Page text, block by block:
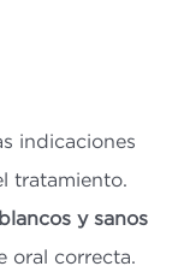
indicaciones
tratamiento.
y sanos
oral correcta.